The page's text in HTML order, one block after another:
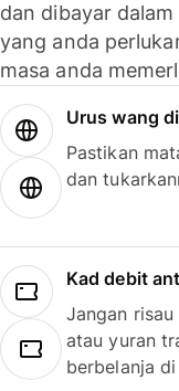
dan dibayar
yang anda
masa anda
Urus wang
Pastikan
dan
Kad debit
Jangan
atau yuran
berbelanja